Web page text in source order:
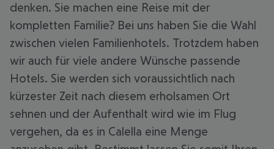
denken. Sie machen eine Reise mit der
kompletten Familie? Bei uns haben Sie die Wahl
zwischen vielen Familienhotels. Trotzdem haben
wir auch für viele andere Wünsche passende
Hotels. Sie werden sich voraussichtlich nach
kürzester Zeit nach diesem erholsamen Ort
sehnen und der Aufenthalt wird wie im Flug
vergehen, da es in Calella eine Menge